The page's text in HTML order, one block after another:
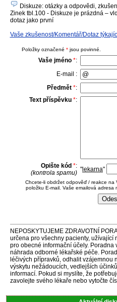
Diskuze: otázky a odpovědi,
Zinek tbl.100 - Diskuze je prázdná –
dotaz jako první
Vaše zkušenost/Komentář/Dotaz
Položky označené * jsou povinné.
Vaše jméno *:
E-mail :
Předmět *:
Text příspěvku *:
Opište kód *:
(kontrola spamu) " lekarna"
Chcete-li obdržet odpověď / reakce
položku E-mail. Vaše emailová adresa
NEPOSKYTUJEME ZDRAVOTNÍ
určena pro všechny pacienty, užívající
pro obecné informační účely.
náhrada odborné lékařské péče.
léčivých přípravků, odhalit vzájemnou
výskytu nežádoucích, vedlejších
informací. Pokud si myslíte, že
zavolejte svého lékaře nebo vytočte